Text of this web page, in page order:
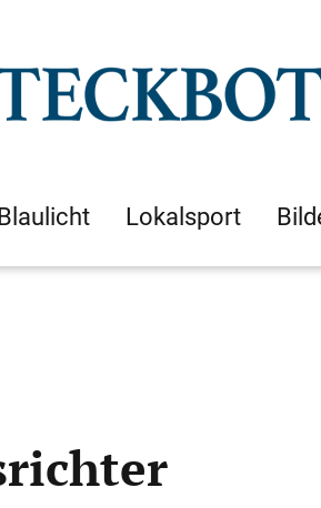
Lokalsport